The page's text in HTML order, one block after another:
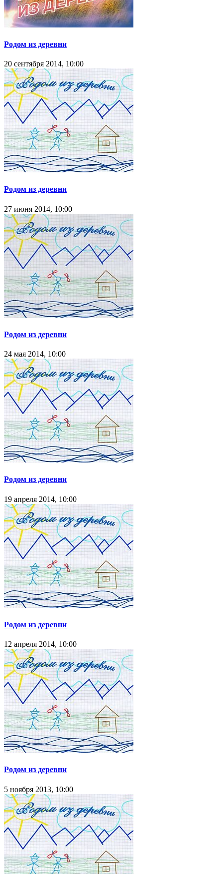
Родом из деревни
20 сентября 2014, 10:00
Родом из деревни
27 июня 2014, 10:00
Родом из деревни
24 мая 2014, 10:00
Родом из деревни
19 апреля 2014, 10:00
Родом из деревни
12 апреля 2014, 10:00
Родом из деревни
5 ноября 2013, 10:00